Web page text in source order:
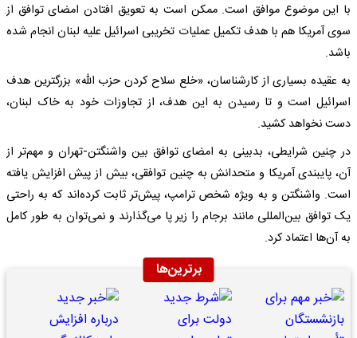
با این موضوع موافق است. ممکن است به تعویق افتادن امضای توافق از
سوی آمریکا هم با هدف تکمیل عملیات تخریبی اسرائیل علیه لبنان انجام شده
باشد.
به عقیده بسیاری از کارشناسان، «خلع سلاح کردن حزب الله» بزرگترین هدف
اسرائیل است و تا رسیدن به این هدف، از تجاوزات خود به خاک لبنان،
دست نخواهد کشید.
در چنین شرایطی، بدبینی به امضای توافق بین واشنگتن-تهران و مهم‌تر از
آن، پایبندی آمریکا و متحدانش به چنین توافقی، بیش از پیش افزایش یافته
است. واشنگتن و به ویژه شخص ترامپ، پیش‌تر ثابت کرده‌اند که به راحتی
یک توافق بین‌المللی مانند برجام را زیر پا می‌گذارند و نمی‌توان به طور کامل
به آن‌ها اعتماد کرد.
برترین‌ها